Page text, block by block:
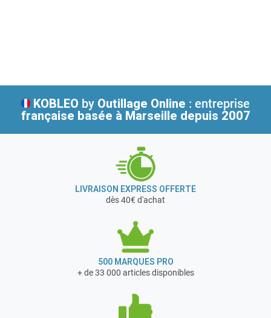
KOBLEO by Outillage Online : entreprise
française basée à Marseille depuis 2007
LIVRAISON EXPRESS OFFERTE
dès 40€ d'achat
500 MARQUES PRO
+ de 33 000 articles disponibles